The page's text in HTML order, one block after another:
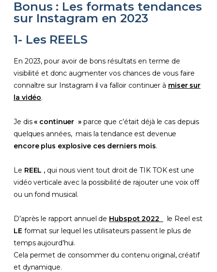
Bonus : Les formats tendances
sur Instagram en 2023
1- Les REELS
En 2023, pour avoir de bons résultats en terme de
visibilité et donc augmenter vos chances de vous faire
connaître sur Instagram il va falloir continuer à miser sur
la vidéo.
Je dis« continuer » parce que c’était déjà le cas depuis
quelques années, mais la tendance est devenue
encore plus explosive ces derniers mois.
Le REEL , qui nous vient tout droit de TIK TOK est une
vidéo verticale avec la possibilité de rajouter une voix off
ou un fond musical.
D’après le rapport annuel de Hubspot 2022
le Reel est
LE format sur lequel les utilisateurs passent le plus de
temps aujourd’hui.
Cela permet de consommer du contenu original, créatif
et dynamique.